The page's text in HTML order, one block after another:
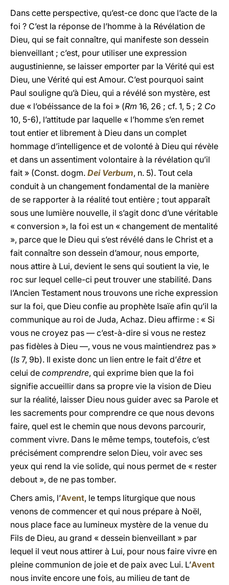
Dans cette perspective, qu’est-ce donc que l’acte de la
foi ? C’est la réponse de l’homme à la Révélation de
Dieu, qui se fait connaître, qui manifeste son dessein
bienveillant ; c’est, pour utiliser une expression
augustinienne, se laisser emporter par la Vérité qui est
Dieu, une Vérité qui est Amour. C’est pourquoi saint
Paul souligne qu’à Dieu, qui a révélé son mystère, est
due « l’obéissance de la foi » (Rm 16, 26 ; cf. 1, 5 ; 2 Co
10, 5-6), l’attitude par laquelle « l’homme s’en remet
tout entier et librement à Dieu dans un complet
hommage d’intelligence et de volonté à Dieu qui révèle
et dans un assentiment volontaire à la révélation qu’il
fait » (Const. dogm. Dei Verbum, n. 5). Tout cela
conduit à un changement fondamental de la manière
de se rapporter à la réalité tout entière ; tout apparaît
sous une lumière nouvelle, il s’agit donc d’une véritable
« conversion », la foi est un « changement de mentalité
», parce que le Dieu qui s’est révélé dans le Christ et a
fait connaître son dessein d’amour, nous emporte,
nous attire à Lui, devient le sens qui soutient la vie, le
roc sur lequel celle-ci peut trouver une stabilité. Dans
l’Ancien Testament nous trouvons une riche expression
sur la foi, que Dieu confie au prophète Isaïe afin qu’il la
communique au roi de Juda, Achaz. Dieu affirme : « Si
vous ne croyez pas — c’est-à-dire si vous ne restez
pas fidèles à Dieu —, vous ne vous maintiendrez pas »
(Is 7, 9b). Il existe donc un lien entre le fait d’être et
celui de comprendre, qui exprime bien que la foi
signifie accueillir dans sa propre vie la vision de Dieu
sur la réalité, laisser Dieu nous guider avec sa Parole et
les sacrements pour comprendre ce que nous devons
faire, quel est le chemin que nous devons parcourir,
comment vivre. Dans le même temps, toutefois, c’est
précisément comprendre selon Dieu, voir avec ses
yeux qui rend la vie solide, qui nous permet de « rester
debout », de ne pas tomber.
Chers amis, l’Avent, le temps liturgique que nous
venons de commencer et qui nous prépare à Noël,
nous place face au lumineux mystère de la venue du
Fils de Dieu, au grand « dessein bienveillant » par
lequel il veut nous attirer à Lui, pour nous faire vivre en
pleine communion de joie et de paix avec Lui. L’Avent
nous invite encore une fois, au milieu de tant de